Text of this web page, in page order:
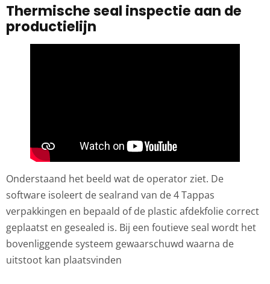
Thermische seal inspectie aan de
productielijn
Onderstaand het beeld wat de operator ziet. De
software isoleert de sealrand van de 4 Tappas
verpakkingen en bepaald of de plastic afdekfolie correct
geplaatst en gesealed is. Bij een foutieve seal wordt het
bovenliggende systeem gewaarschuwd waarna de
uitstoot kan plaatsvinden